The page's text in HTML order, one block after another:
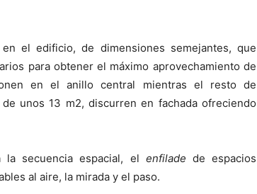
el edificio, de dimensiones semejantes, que
para obtener el máximo aprovechamiento de
en el anillo central mientras el resto de
unos 13 m2, discurren en fachada ofreciendo
secuencia espacial, el enfilade de espacios
al aire, la mirada y el paso.